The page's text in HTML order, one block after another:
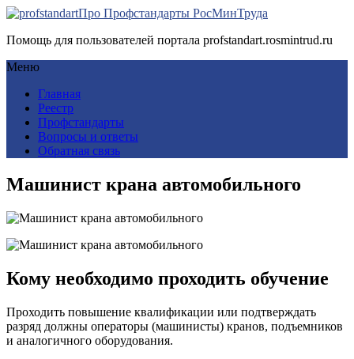
Про Профстандарты РосМинТруда
Помощь для пользователей портала profstandart.rosmintrud.ru
Меню
Главная
Реестр
Профстандарты
Вопросы и ответы
Обратная связь
Машинист крана автомобильного
Кому необходимо проходить обучение
Проходить повышение квалификации или подтверждать
разряд должны операторы (машинисты) кранов, подъемников
и аналогичного оборудования.